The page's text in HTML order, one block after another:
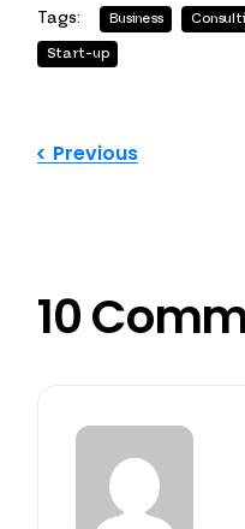
Tags: Business
Start-up
Previous
10